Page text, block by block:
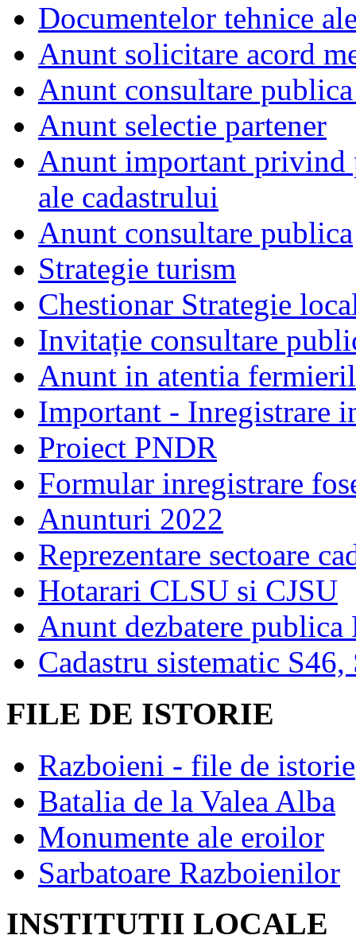
Documentelor tehnice
Anunt solicitare acord
Anunt consultare
Anunt selectie partener
Anunt important privind
ale cadastrului
Anunt consultare publica
Strategie turism
Chestionar Strategie
Invitație consultare
Anunt in atentia
Important - Inregistrare
Proiect PNDR
Formular inregistrare
Anunturi 2022
Reprezentare sectoare
Hotarari CLSU si CJSU
Anunt dezbatere publica
Cadastru sistematic S46,
FILE DE ISTORIE
Razboieni - file de istorie
Batalia de la Valea Alba
Monumente ale eroilor
Sarbatoare Razboienilor
INSTITUTII LOCALE